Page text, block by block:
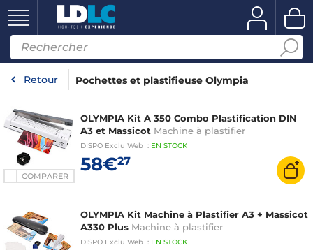
Retour Pochettes et plastifieuse Olympia
COMPARER
OLYMPIA Kit A 350 Combo Plastification DIN
A3 et Massicot Machine à plastifier
DISPO Exclu Web : EN STOCK
58€27
OLYMPIA Kit Machine à Plastifier A3 + Massicot
A330 Plus Machine à plastifier
DISPO Exclu Web : EN STOCK